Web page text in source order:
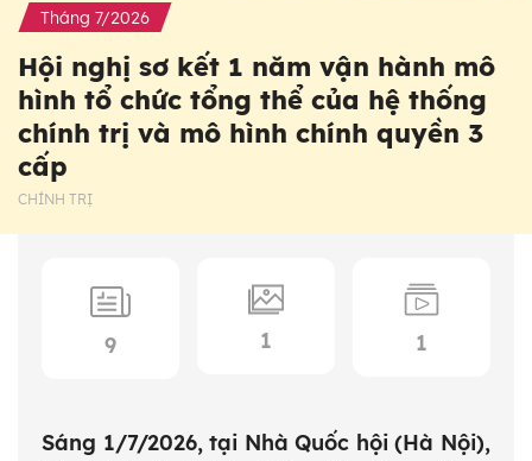
Tháng 7/2026
Hội nghị sơ kết 1 năm vận hành mô
hình tổ chức tổng thể của hệ thống
chính trị và mô hình chính quyền 3
cấp
CHÍNH TRỊ
9 1 1
Sáng 1/7/2026, tại Nhà Quốc hội (Hà Nội),